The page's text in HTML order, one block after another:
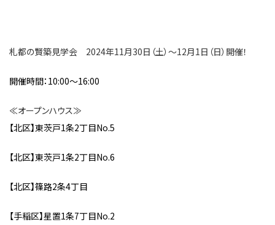
札都の賢築見学会 2024年11月30日（土）～12月1日（日）開催！
開催時間：10:00～16:00
≪オープンハウス≫
【北区】東茨戸1条2丁目No.5
【北区】東茨戸1条2丁目No.6
【北区】篠路2条4丁目
【手稲区】星置1条7丁目No.2